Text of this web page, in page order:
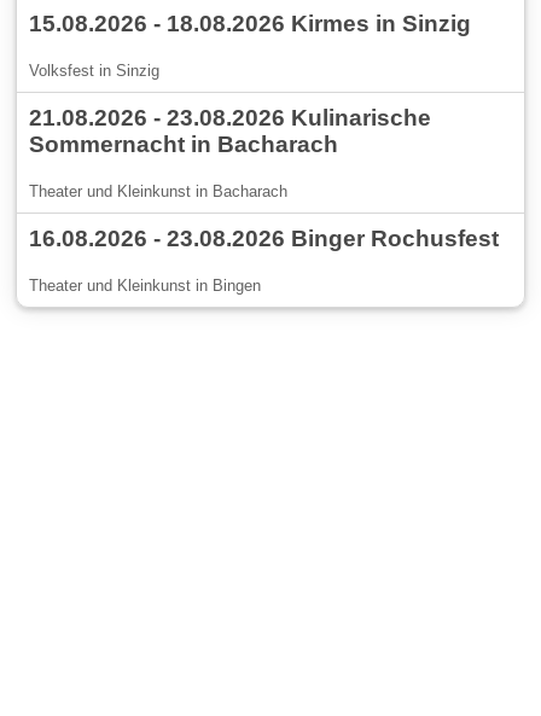
15.08.2026 - 18.08.2026 Kirmes in Sinzig
Volksfest in Sinzig
21.08.2026 - 23.08.2026 Kulinarische
Sommernacht in Bacharach
Theater und Kleinkunst in Bacharach
16.08.2026 - 23.08.2026 Binger Rochusfest
Theater und Kleinkunst in Bingen